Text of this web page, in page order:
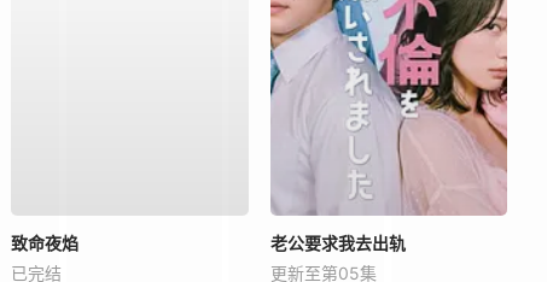
致命夜焰
已完结
老公要求我去出轨
更新至第05集